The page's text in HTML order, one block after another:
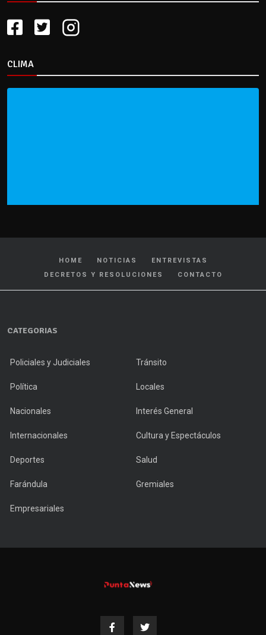
CLIMA
HOME NOTICIAS
ENTREVISTAS
DECRETOS Y RESOLUCIONES
CONTACTO
CATEGORIAS
Policiales y Judiciales Tránsito
Política Locales
Nacionales Interés General
Internacionales Cultura y Espectáculos
Deportes Salud
Farándula Gremiales
Empresariales